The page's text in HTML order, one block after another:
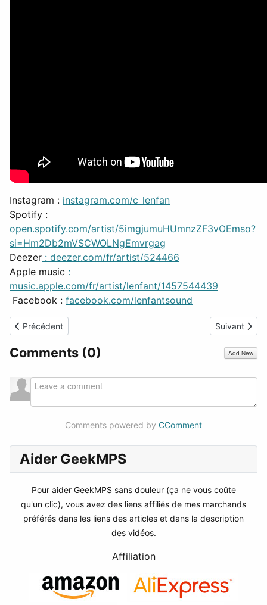
Instagram : instagram.com/c_lenfan
Spotify :
open.spotify.com/artist/5imgjumuHUmnzZF3vOEmso?
si=Hm2Db2mVSCWOLNgEmvrgag
Deezer : deezer.com/fr/artist/524466
Apple music :
music.apple.com/fr/artist/lenfant/1457544439
Facebook : facebook.com/lenfantsound
Article précédent : Vendredi Musique - parce que vous la
Précédent Article
Suivant
Comments (0) Add New
Comments powered by CComment
Aider GeekMPS
Pour aider GeekMPS sans douleur (ça ne vous coûte
qu'un clic), vous avez des liens affiliés de mes marchands
préférés dans les liens des articles et dans la description
des vidéos.
Affiliation